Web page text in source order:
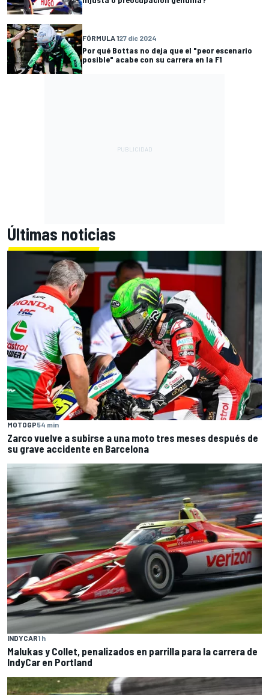
FÓRMULA 127 dic 2024
Por qué Bottas no deja que el "peor escenario
posible" acabe con su carrera en la F1
Últimas noticias
MOTOGP54 min
Zarco vuelve a subirse a una moto tres meses después de
su grave accidente en Barcelona
INDYCAR1 h
Malukas y Collet, penalizados en parrilla para la carrera de
IndyCar en Portland